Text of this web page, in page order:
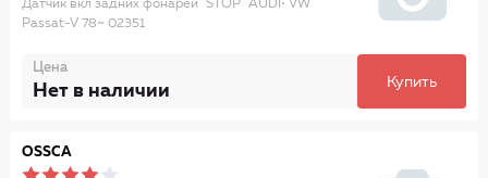
Датчик вкл задних фонарей ''STOP'' AUDI• VW
Passat-V 78~ 02351
Цена
Нет в наличии Купить
OSSCA